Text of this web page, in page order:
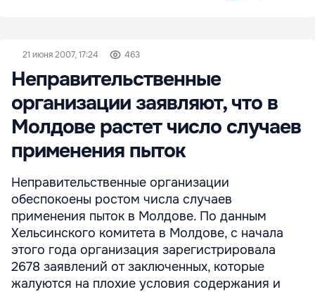
21 июня 2007, 17:24 463
Неправительственные
организации заявляют, что в
Молдове растет число случаев
применения пыток
Неправительственные организации
обеспокоены ростом числа случаев
применения пыток в Молдове. По данным
Хельсинского комитета в Молдове, с начала
этого года организация зарегистрировала
2678 заявлений от заключенных, которые
жалуются на плохие условия содержания и